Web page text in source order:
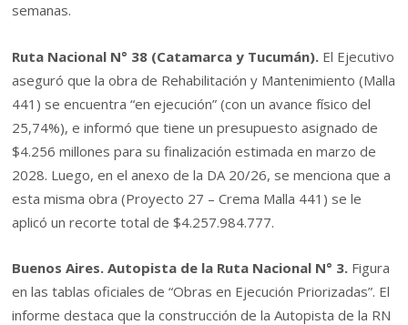
semanas.
Ruta Nacional N° 38 (Catamarca y Tucumán). El Ejecutivo
aseguró que la obra de Rehabilitación y Mantenimiento (Malla
441) se encuentra “en ejecución” (con un avance físico del
25,74%), e informó que tiene un presupuesto asignado de
$4.256 millones para su finalización estimada en marzo de
2028. Luego, en el anexo de la DA 20/26, se menciona que a
esta misma obra (Proyecto 27 – Crema Malla 441) se le
aplicó un recorte total de $4.257.984.777.
Buenos Aires. Autopista de la Ruta Nacional N° 3. Figura
en las tablas oficiales de “Obras en Ejecución Priorizadas”. El
informe destaca que la construcción de la Autopista de la RN